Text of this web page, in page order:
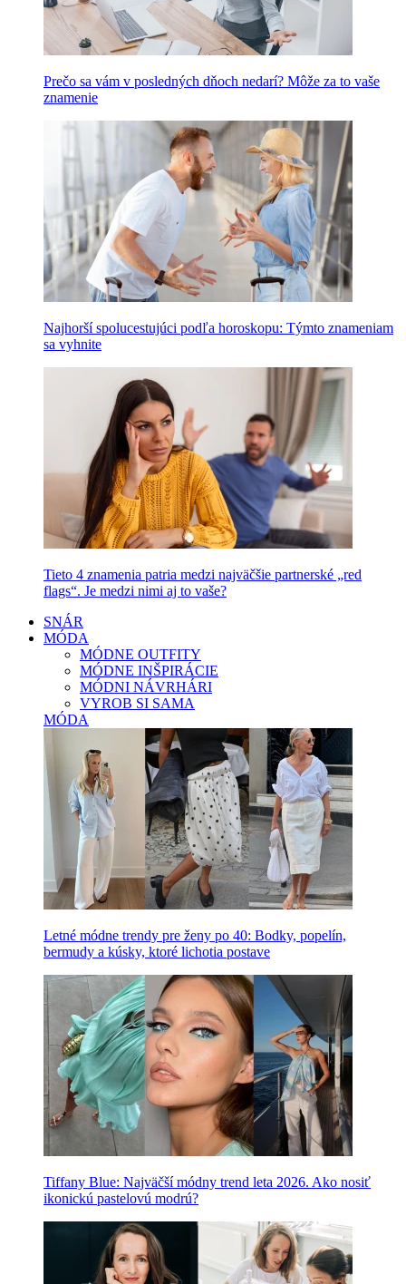
Prečo sa vám v posledných dňoch nedarí? Môže za to vaše
znamenie
Najhorší spolucestujúci podľa horoskopu: Týmto znameniam
sa vyhnite
Tieto 4 znamenia patria medzi najväčšie partnerské „red
flags“. Je medzi nimi aj to vaše?
SNÁR
MÓDA
MÓDNE OUTFITY
MÓDNE INŠPIRÁCIE
MÓDNI NÁVRHÁRI
VYROB SI SAMA
MÓDA
Letné módne trendy pre ženy po 40: Bodky, popelín,
bermudy a kúsky, ktoré lichotia postave
Tiffany Blue: Najväčší módny trend leta 2026. Ako nosiť
ikonickú pastelovú modrú?